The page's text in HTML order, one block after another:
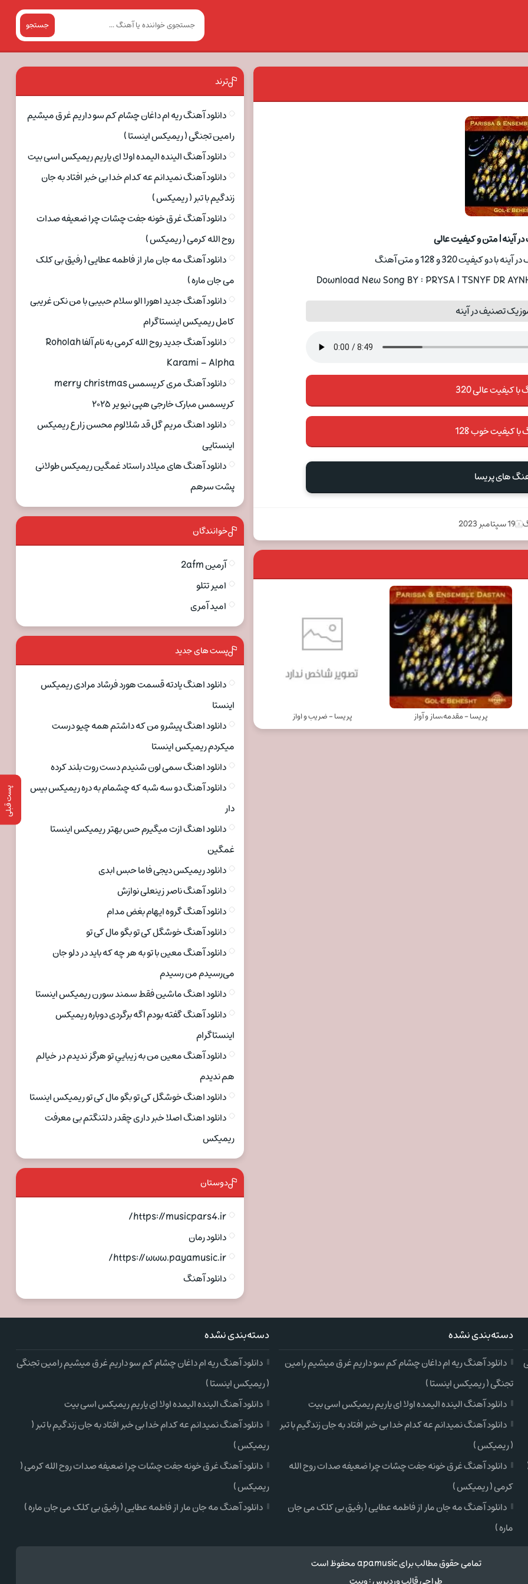
جستجو
پست قبلی
آینه | متن و کیفیت عالی
کیفیت 320 و 128 و متن آهنگ
Download New Song BY : PRYSA | TSNYF DR
تصنیف در آینه
کیفیت عالی 320
با کیفیت خوب 128
های پریسا
19 سپتامبر 2023
پریسا - مقدمه،ساز و آواز پریسا - ضریب و اواز
ترند
دانلود آهنگ ریه ام داغان چشام کم سو داریم غرق میشیم
رامین تجنگی ( ریمیکس اینستا )
دانلود آهنگ الینده الیمده اولا ای یاریم ریمیکس اسی بیت
دانلود آهنگ نمیدانم عه کدام خدا بی خبر افتاد به جان
زندگیم با تبر ( ریمیکس )
دانلود آهنگ غرق خونه جفت چشات چرا ضعیفه صدات
روح الله کرمی ( ریمیکس )
دانلود آهنگ مه جان مار از فاطمه عطایی ( رفیق بی کلک
می جان ماره )
دانلود آهنگ جدید اهورا الو سلام حبیبی با من نکن غریبی
کامل ریمیکس اینستاگرام
دانلود آهنگ جدید روح الله کرمی به نام آلفا Roholah
Karami – Alpha
دانلود آهنگ مری کریسمس merry christmas
کریسمس مبارک خارجی هپی نیو یر ۲۰۲۵
دانلود اهنگ مریم گل قد شلالوم محسن زارع ریمیکس
اینستایی
دانلود آهنگ های میلاد راستاد غمگین ریمیکس طولانی
پشت سرهم
خوانندگان
آرمین 2afm
امیر تتلو
امید آمری
پست های جدید
دانلود اهنگ یادته قسمت هورد فرشاد مرادی ریمیکس
اینستا
دانلود اهنگ پیشرو من که داشتم همه چیو درست
میکردم ریمیکس اینستا
دانلود اهنگ سمی لون شنیدم دست روت بلند کرده
دانلود آهنگ دو سه شبه که چشمام به دره ریمیکس بیس
دار
دانلود اهنگ ازت میگیرم حس بهتر ریمیکس اینستا
غمگین
دانلود ریمیکس دیجی فاما حبس ابدی
دانلود آهنگ ناصر زینعلی نوازش
دانلود آهنگ گروه ایهام بغض مدام
دانلود آهنگ خوشگل کی تو بگو مال کی تو
دانلود آهنگ معین با تو به هر چه که باید در دلو جان
می‌رسیدم من رسیدم
دانلود اهنگ ماشین فقط سمند سورن ریمیکس اینستا
دانلود آهنگ گفته بودم اگه برگردی دوباره ریمیکس
اینستاگرام
دانلود آهنگ معین من به زیباییِ تو هرگز ندیدم در خیالم
هم ندیدم
دانلود اهنگ خوشگل کی تو بگو مال کی تو ریمیکس اینستا
دانلود اهنگ اصلا خبر داری چقدر دلتنگتم بی معرفت
ریمیکس
دوستان
https://musicpars4.ir/
دانلود رمان
https://www.payamusic.ir/
دانلود آهنگ
دسته‌بندی نشده
دانلود آهنگ ریه ام داغان چشام کم سو داریم غرق میشیم رامین
تجنگی ( ریمیکس اینستا )
دانلود آهنگ الینده الیمده اولا ای یاریم ریمیکس اسی بیت
دانلود آهنگ نمیدانم عه کدام خدا بی خبر افتاد به جان زندگیم با تبر
( ریمیکس )
دانلود آهنگ غرق خونه جفت چشات چرا ضعیفه صدات روح الله
کرمی ( ریمیکس )
دانلود آهنگ مه جان مار از فاطمه عطایی ( رفیق بی کلک می جان
ماره )
دسته‌بندی نشده
دانلود آهنگ ریه ام داغان چشام کم سو داریم غرق میشیم رامین تجنگی
( ریمیکس اینستا )
دانلود آهنگ الینده الیمده اولا ای یاریم ریمیکس اسی بیت
دانلود آهنگ نمیدانم عه کدام خدا بی خبر افتاد به جان زندگیم با تبر (
ریمیکس )
دانلود آهنگ غرق خونه جفت چشات چرا ضعیفه صدات روح الله کرمی (
ریمیکس )
دانلود آهنگ مه جان مار از فاطمه عطایی ( رفیق بی کلک می جان ماره )
تمامی حقوق مطالب برای apamusic محفوظ است
طراحی قالب وردپرس:وبیت